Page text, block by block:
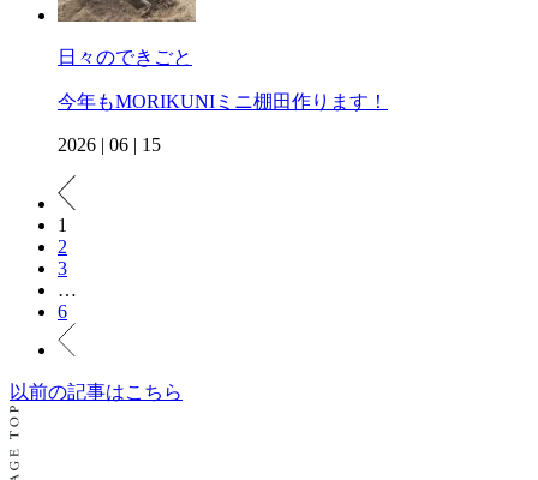
日々のできごと
今年もMORIKUNIミニ棚田作ります！
2026 | 06 | 15
1
2
3
…
6
以前の記事はこちら